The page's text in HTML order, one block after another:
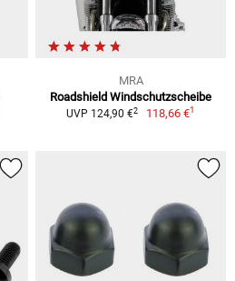
MRA
Roadshield Windschutzscheibe
UVP 124,90 €2 118,66 €1